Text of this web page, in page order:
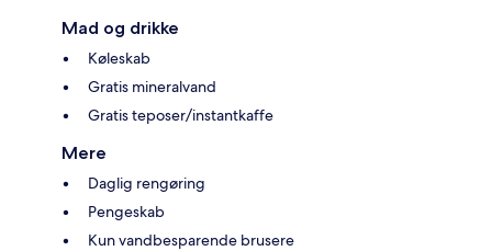
Mad og drikke
Køleskab
Gratis mineralvand
Gratis teposer/instantkaffe
Mere
Daglig rengøring
Pengeskab
Kun vandbesparende brusere